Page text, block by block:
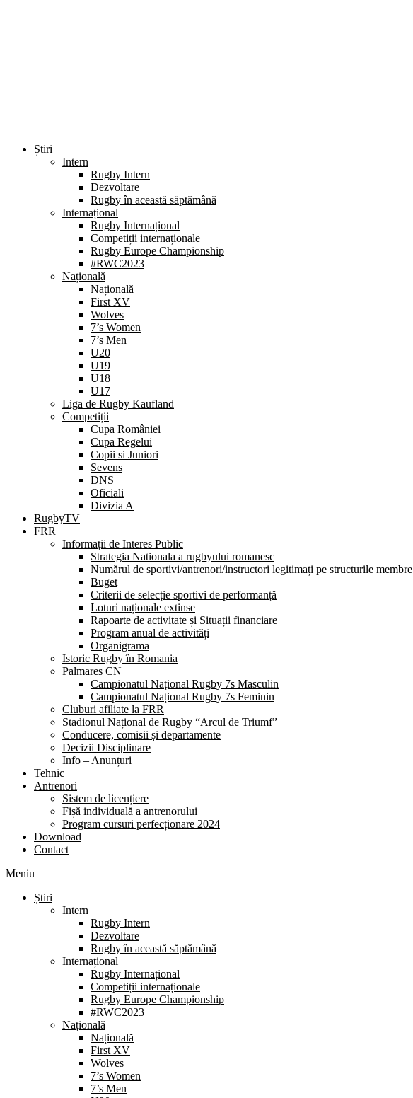
Știri
Intern
Rugby Intern
Dezvoltare
Rugby în această săptămână
Internațional
Rugby Internațional
Competiții internaționale
Rugby Europe Championship
#RWC2023
Națională
Națională
First XV
Wolves
7’s Women
7’s Men
U20
U19
U18
U17
Liga de Rugby Kaufland
Competiții
Cupa României
Cupa Regelui
Copii si Juniori
Sevens
DNS
Oficiali
Divizia A
RugbyTV
FRR
Informații de Interes Public
Strategia Nationala a rugbyului romanesc
Numărul de sportivi/antrenori/instructori legitimați pe structurile membre
Buget
Criterii de selecție sportivi de performanță
Loturi naționale extinse
Rapoarte de activitate și Situații financiare
Program anual de activități
Organigrama
Istoric Rugby în Romania
Palmares CN
Campionatul Național Rugby 7s Masculin
Campionatul Național Rugby 7s Feminin
Cluburi afiliate la FRR
Stadionul Național de Rugby “Arcul de Triumf”
Conducere, comisii și departamente
Decizii Disciplinare
Info – Anunțuri
Tehnic
Antrenori
Sistem de licențiere
Fișă individuală a antrenorului
Program cursuri perfecționare 2024
Download
Contact
Meniu
Știri
Intern
Rugby Intern
Dezvoltare
Rugby în această săptămână
Internațional
Rugby Internațional
Competiții internaționale
Rugby Europe Championship
#RWC2023
Națională
Națională
First XV
Wolves
7’s Women
7’s Men